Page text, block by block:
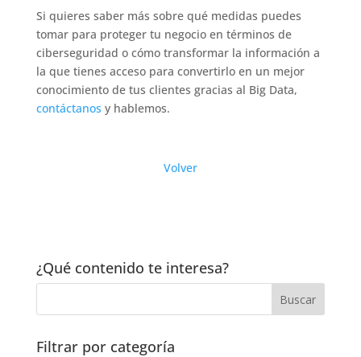
Si quieres saber más sobre qué medidas puedes
tomar para proteger tu negocio en términos de
ciberseguridad o cómo transformar la información a
la que tienes acceso para convertirlo en un mejor
conocimiento de tus clientes gracias al Big Data,
contáctanos y hablemos.
Volver
¿Qué contenido te interesa?
Filtrar por categoría